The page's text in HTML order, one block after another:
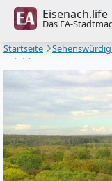
Eisenach.life
Das EA-
Startseite
Hainich